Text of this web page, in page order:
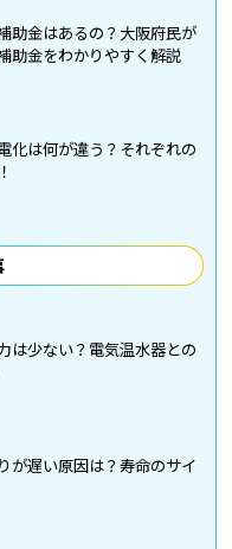
助金はあるの？大阪府民が
助金をわかりやすく解説
化は何が違う？それぞれの
は少ない？電気温水器との
が遅い原因は？寿命のサイ